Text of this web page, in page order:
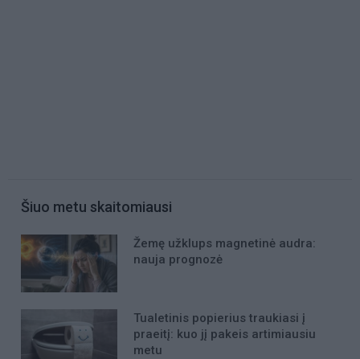
Šiuo metu skaitomiausi
Žemę užklups magnetinė audra:
nauja prognozė
Tualetinis popierius traukiasi į
praeitį: kuo jį pakeis artimiausiu
metu